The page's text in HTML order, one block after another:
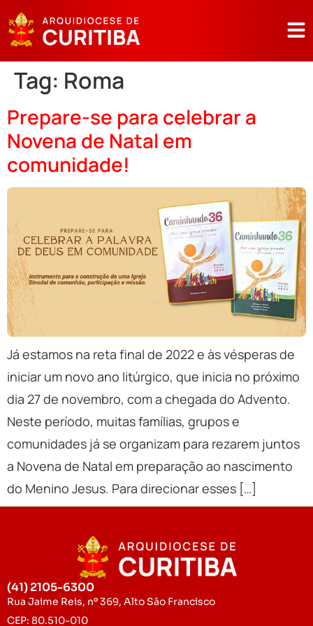
Tag: Roma
Prepare-se para celebrar a
Novena de Natal em
comunidade!
Já estamos na reta final de 2022 e às vésperas de
iniciar um novo ano litúrgico, que inicia no próximo
dia 27 de novembro, com a chegada do Advento.
Neste período, muitas famílias, grupos e
comunidades já se organizam para rezarem juntos
a Novena de Natal em preparação ao nascimento
do Menino Jesus. Para direcionar esses […]
(41) 2105-6300
Rua Jaime Reis, nº 369, Alto São Francisco
CEP: 80.510-010